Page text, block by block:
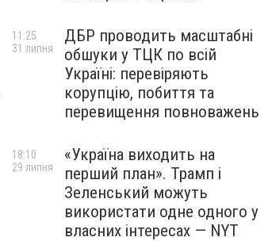
ДБР проводить масштабні
обшуки у ТЦК по всій
Україні: перевіряють
корупцію, побиття та
перевищення повноважень
11:25
31 липня
«Україна виходить на
перший план». Трамп і
Зеленський можуть
використати одне одного у
власних інтересах — NYT
18:10
29 липня